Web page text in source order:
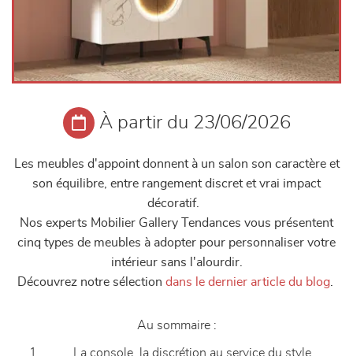
À partir du 23/06/2026
Les meubles d'appoint donnent à un salon son caractère et
son équilibre, entre rangement discret et vrai impact
décoratif.
Nos experts Mobilier Gallery Tendances vous présentent
cinq types de meubles à adopter pour personnaliser votre
intérieur sans l'alourdir.
Découvrez notre sélection dans le dernier article du blog.
Au sommaire :
La console, la discrétion au service du style